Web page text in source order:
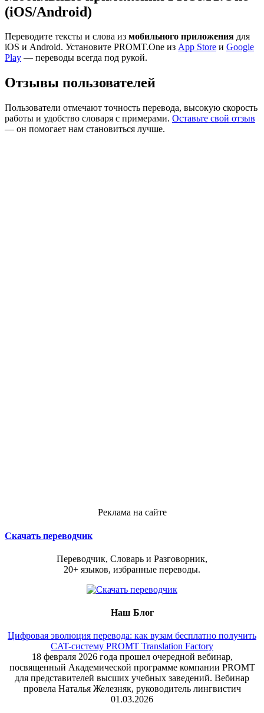
(iOS/Android)
Переводите тексты и слова из мобильного приложения для
iOS и Android. Установите PROMT.One из App Store и Google
Play — переводы всегда под рукой.
Отзывы пользователей
Пользователи отмечают точность перевода, высокую скорость
работы и удобство словаря с примерами. Оставьте свой отзыв
— он помогает нам становиться лучше.
Реклама на сайте
Скачать переводчик
Переводчик, Словарь и Разговорник,
20+ языков, избранные переводы.
Наш Блог
Цифровая эволюция перевода: как вузам бесплатно получить
CAT-систему PROMT Translation Factory
18 февраля 2026 года прошел очередной вебинар,
посвященный Академической программе компании PROMT
для представителей высших учебных заведений. Вебинар
провела Наталья Железняк, руководитель лингвистич
01.03.2026